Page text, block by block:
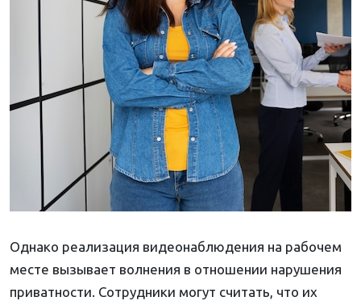
Однако реализация видеонаблюдения на рабочем
месте вызывает волнения в отношении нарушения
приватности. Сотрудники могут считать, что их